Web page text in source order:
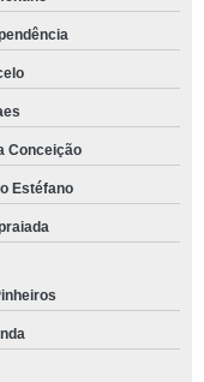
Conceição
Estéfano